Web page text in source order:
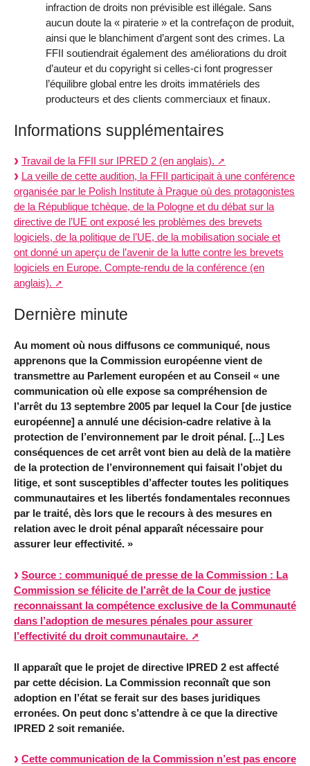
infraction de droits non prévisible est illégale. Sans
aucun doute la « piraterie » et la contrefaçon de produit,
ainsi que le blanchiment d’argent sont des crimes. La
FFII soutiendrait également des améliorations du droit
d’auteur et du copyright si celles-ci font progresser
l’équilibre global entre les droits immatériels des
producteurs et des clients commerciaux et finaux.
Informations supplémentaires
Travail de la FFII sur IPRED 2 (en anglais).
La veille de cette audition, la FFII participait à une conférence
organisée par le Polish Institute à Prague où des protagonistes
de la République tchèque, de la Pologne et du débat sur la
directive de l’UE ont exposé les problèmes des brevets
logiciels, de la politique de l’UE, de la mobilisation sociale et
ont donné un aperçu de l’avenir de la lutte contre les brevets
logiciels en Europe. Compte-rendu de la conférence (en
anglais).
Dernière minute
Au moment où nous diffusons ce communiqué, nous
apprenons que la Commission européenne vient de
transmettre au Parlement européen et au Conseil « une
communication où elle expose sa compréhension de
l’arrêt du 13 septembre 2005 par lequel la Cour [de justice
européenne] a annulé une décision-cadre relative à la
protection de l’environnement par le droit pénal. [...] Les
conséquences de cet arrêt vont bien au delà de la matière
de la protection de l’environnement qui faisait l’objet du
litige, et sont susceptibles d’affecter toutes les politiques
communautaires et les libertés fondamentales reconnues
par le traité, dès lors que le recours à des mesures en
relation avec le droit pénal apparaît nécessaire pour
assurer leur effectivité. »
Source : communiqué de presse de la Commission : La
Commission se félicite de l’arrêt de la Cour de justice
reconnaissant la compétence exclusive de la Communauté
dans l’adoption de mesures pénales pour assurer
l’effectivité du droit communautaire.
Il apparaît que le projet de directive IPRED 2 est affecté
par cette décision. La Commission reconnaît que son
adoption en l’état se ferait sur des bases juridiques
erronées. On peut donc s’attendre à ce que la directive
IPRED 2 soit remaniée.
Cette communication de la Commission n’est pas encore